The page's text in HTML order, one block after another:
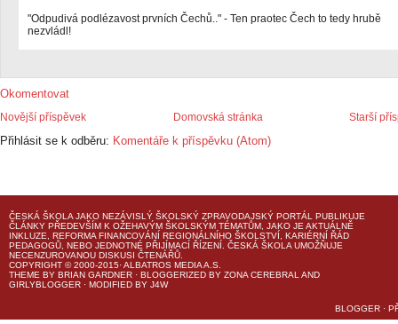
"Odpudivá podlézavost prvních Čechů.." - Ten praotec Čech to tedy hrubě
nezvládl!
Okomentovat
Novější příspěvek Starší
Domovská stránka
Přihlásit se k odběru: Komentáře k příspěvku (Atom)
ČESKÁ ŠKOLA JAKO NEZÁVISLÝ ŠKOLSKÝ ZPRAVODAJSKÝ PORTÁL PUBLIKUJE
ČLÁNKY PŘEDEVŠÍM K OŽEHAVÝM ŠKOLSKÝM TÉMATŮM, JAKO JE AKTUÁLNĚ
INKLUZE, REFORMA FINANCOVÁNÍ REGIONÁLNÍHO ŠKOLSTVÍ, KARIÉRNÍ ŘÁD
PEDAGOGŮ, NEBO JEDNOTNÉ PŘIJÍMACÍ ŘÍZENÍ. ČESKÁ ŠKOLA UMOŽŇUJE
NECENZUROVANOU DISKUSI ČTENÁŘŮ.
COPYRIGHT © 2000-2015· ALBATROS MEDIA A.S.
THEME BY BRIAN GARDNER · BLOGGERIZED BY ZONA CEREBRAL AND
GIRLYBLOGGER · MODIFIED BY J4W
BLOGGER ·